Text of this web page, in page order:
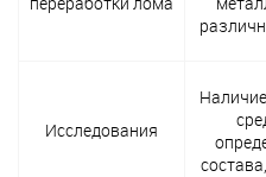
Исследования